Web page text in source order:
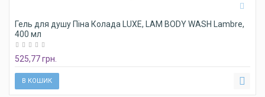
Гель для душу Піна Колада LUXE, LAM BODY WASH Lambre,
400 мл
525,77 грн.
В КОШИК